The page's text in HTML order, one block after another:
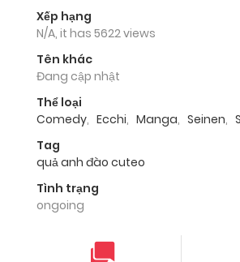
Xếp hạng
N/A, it has 5622 views
Tên khác
Đang cập nhật
Thể loại
Comedy, Ecchi, Manga, Seinen,
Tag
quả anh đào cuteo
Tình trạng
ongoing